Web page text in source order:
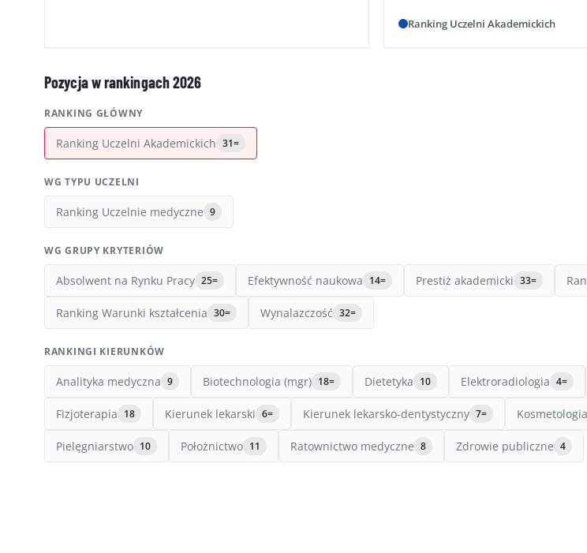
Ranking Uczelni Akademickich
Pozycja w rankingach 2026
RANKING GŁÓWNY
Ranking Uczelni Akademickich 31=
WG TYPU UCZELNI
Ranking Uczelnie medyczne 9
WG GRUPY KRYTERIÓW
Absolwent na Rynku Pracy 25= Efektywność naukowa 14= Prestiż akademicki 33=
Ranking Warunki kształcenia 30= Wynalazczość 32=
RANKINGI KIERUNKÓW
Analityka medyczna 9 Biotechnologia (mgr) 18= Dietetyka 10 Elektroradiologia 4=
Fizjoterapia 18 Kierunek lekarski 6= Kierunek lekarsko-dentystyczny 7= Kosmetologia
Pielęgniarstwo 10 Położnictwo 11 Ratownictwo medyczne 8 Zdrowie publiczne 4